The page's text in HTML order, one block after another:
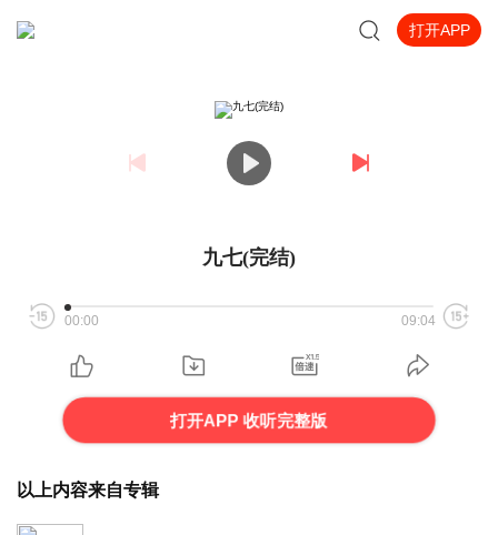
打开APP
九七(完结)
00:00 09:04
打开APP 收听完整版
以上内容来自专辑